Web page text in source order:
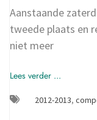
Aanstaande
tweede plaats en
niet meer
Lees verder ...
2012-2013,